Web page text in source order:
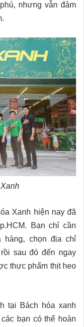
nhưng vẫn đảm
Xanh hiện nay đã
Bạn chỉ cần
hàng, chọn địa chỉ
sau đó đến ngay
thực phẩm thịt heo
tại Bách hóa xanh
bạn có thể hoàn